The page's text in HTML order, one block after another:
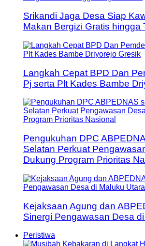
Srikandi Jaga Desa Siap
Makan Bergizi Gratis hingga
Langkah Cepat BPD Dan
Pj serta Plt Kades Bambe
Pengukuhan DPC
Selatan Perkuat
Dukung Program Prioritas
Kejaksaan Agung dan
Sinergi Pengawasan Desa
Peristiwa